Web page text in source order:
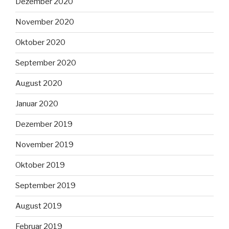
November 2020
Oktober 2020
September 2020
August 2020
Januar 2020
Dezember 2019
November 2019
Oktober 2019
September 2019
August 2019
Februar 2019